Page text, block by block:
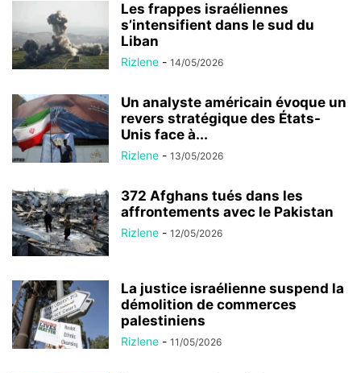
Les frappes israéliennes
s’intensifient dans le sud du
Liban
Rizlene - 14/05/2026
Un analyste américain évoque un
revers stratégique des États-
Unis face à...
Rizlene - 13/05/2026
372 Afghans tués dans les
affrontements avec le Pakistan
Rizlene - 12/05/2026
La justice israélienne suspend la
démolition de commerces
palestiniens
Rizlene - 11/05/2026